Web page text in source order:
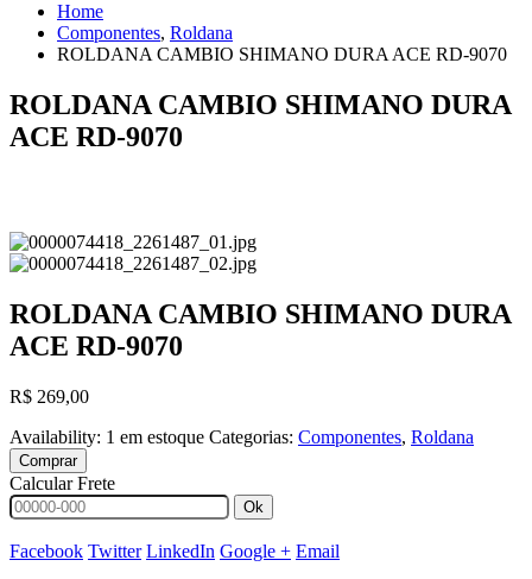
Home
Componentes, Roldana
ROLDANA CAMBIO SHIMANO DURA ACE RD-9070
ROLDANA CAMBIO SHIMANO DURA
ACE RD-9070
ROLDANA CAMBIO SHIMANO DURA
ACE RD-9070
R$ 269,00
Availability: 1 em estoque Categorias: Componentes, Roldana
Comprar
Calcular Frete
Ok
Facebook Twitter LinkedIn Google + Email